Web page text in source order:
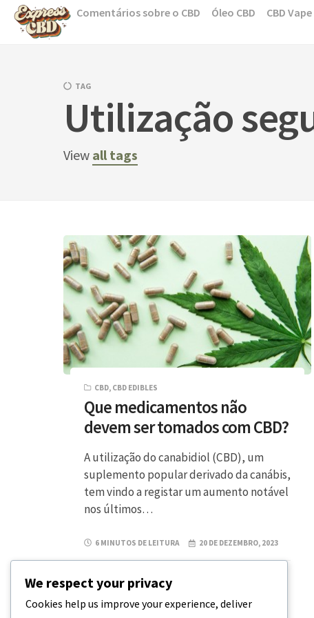
Skip
Comentários sobre o CBD Óleo CBD CBD Vape
TAG
Utilização
View all tags
CBD, CBD EDIBLES
Que medicamentos não
devem ser tomados com CBD?
A utilização do canabidiol (CBD), um
suplemento popular derivado da canábis,
tem vindo a registar um aumento notável
nos últimos…
6 MINUTOS DE LEITURA 20 DE DEZEMBRO, 2023
We respect your privacy
Cookies help us improve your experience, deliver